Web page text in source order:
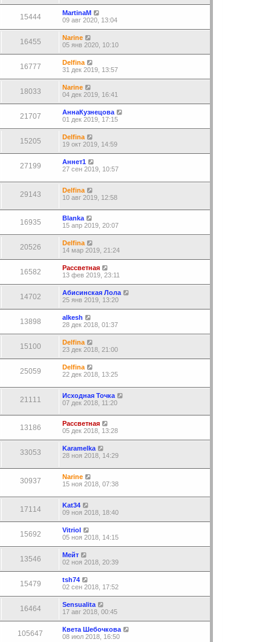
15444
MartinaM
09 авг 2020, 13:04
16455
Narine
05 янв 2020, 10:10
16777
Delfina
31 дек 2019, 13:57
18033
Narine
04 дек 2019, 16:41
21707
АннаКузнецова
01 дек 2019, 17:15
15205
Delfina
19 окт 2019, 14:59
27199
Аннет1
27 сен 2019, 10:57
29143
Delfina
10 авг 2019, 12:58
16935
Blanka
15 апр 2019, 20:07
20526
Delfina
14 мар 2019, 21:24
16582
Рассветная
13 фев 2019, 23:11
14702
Абисинская Лола
25 янв 2019, 13:20
13898
alkesh
28 дек 2018, 01:37
15100
Delfina
23 дек 2018, 21:00
25059
Delfina
22 дек 2018, 13:25
21111
Исходная Точка
07 дек 2018, 11:20
13186
Рассветная
05 дек 2018, 13:28
33053
Karamelka
28 ноя 2018, 14:29
30937
Narine
15 ноя 2018, 07:38
17114
Kat34
09 ноя 2018, 18:40
15692
Vitriol
05 ноя 2018, 14:15
13546
Мейт
02 ноя 2018, 20:39
15479
tsh74
02 сен 2018, 17:52
16464
Sensualita
17 авг 2018, 00:45
105647
Квета Шебочкова
08 июл 2018, 16:50